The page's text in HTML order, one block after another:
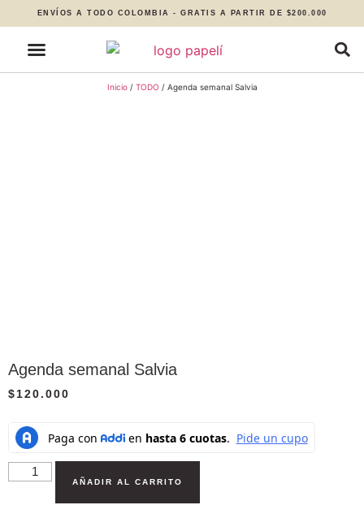
ENVÍOS A TODO COLOMBIA - GRATIS A PARTIR DE $200.000
Inicio/ TODO / Agenda semanal Salvia
Agenda semanal Salvia
$120.000
AÑADIR AL CARRITO